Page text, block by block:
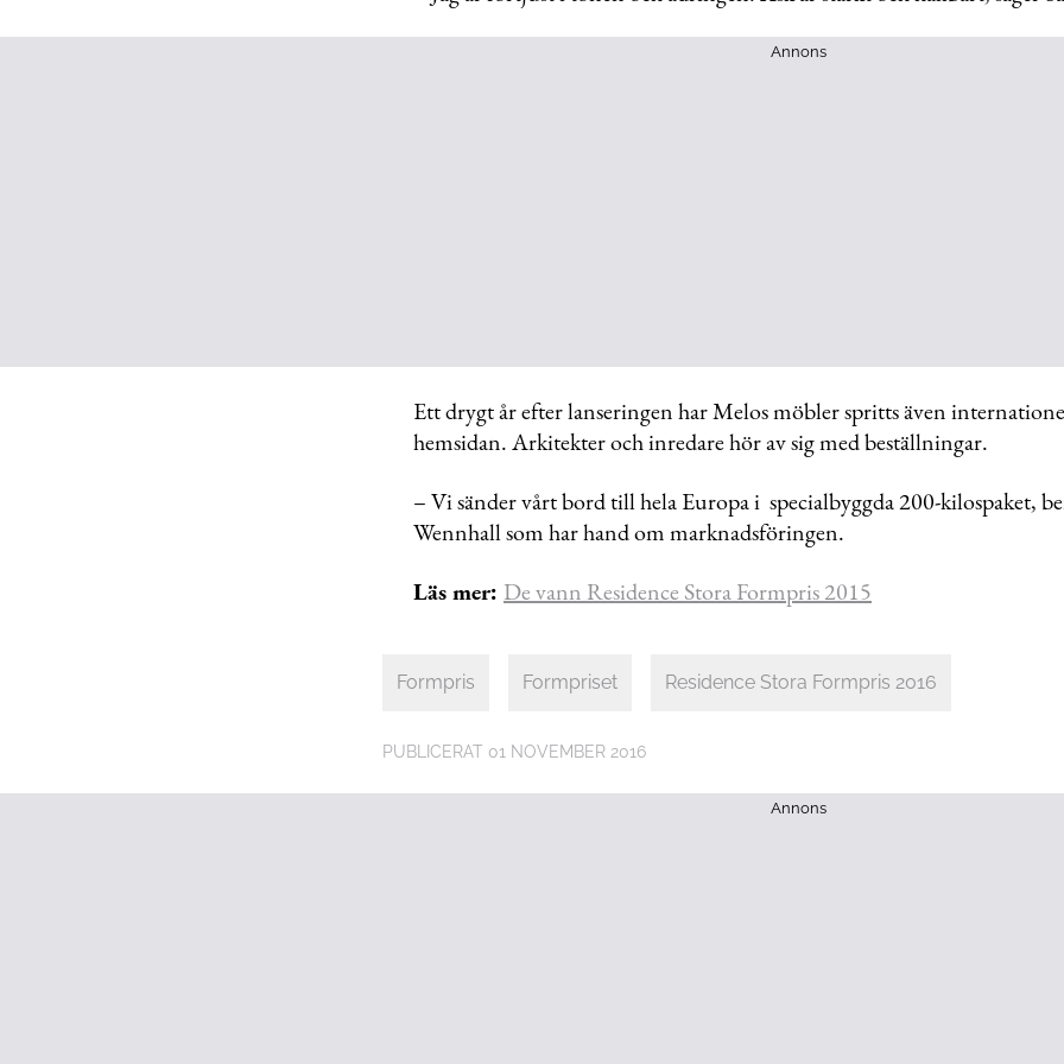
Annons
Ett drygt år efter lanseringen har Melos möbler spritts även
hemsidan. Arkitekter och inredare hör av sig med beställningar.
– Vi sänder vårt bord till hela Europa i specialbyggda 200-kilospaket,
Wennhall som har hand om marknadsföringen.
Läs mer: De vann Residence Stora Formpris 2015
Formpris Formpriset Residence Stora Formpris 2016
PUBLICERAT 01 NOVEMBER 2016
Annons